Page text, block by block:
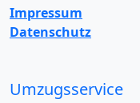
Impressum
Datenschutz
Umzugsservice